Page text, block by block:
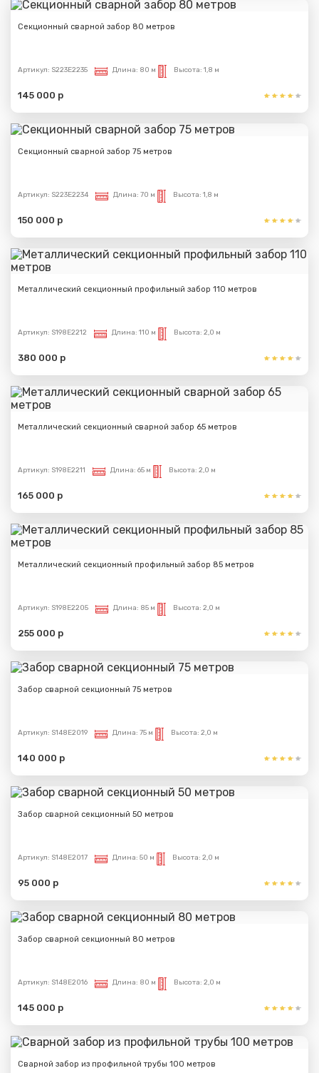
Секционный сварной забор 80 метров
Артикул: S223E2235 Длина: 80 м Высота: 1,8 м
145 000 р
Секционный сварной забор 75 метров
Артикул: S223E2234 Длина: 70 м Высота: 1,8 м
150 000 р
Металлический секционный профильный забор 110 метров
Артикул: S198E2212 Длина: 110 м Высота: 2,0 м
380 000 р
Металлический секционный сварной забор 65 метров
Артикул: S198E2211 Длина: 65 м Высота: 2,0 м
165 000 р
Металлический секционный профильный забор 85 метров
Артикул: S198E2205 Длина: 85 м Высота: 2,0 м
255 000 р
Забор сварной секционный 75 метров
Артикул: S148E2019 Длина: 75 м Высота: 2,0 м
140 000 р
Забор сварной секционный 50 метров
Артикул: S148E2017 Длина: 50 м Высота: 2,0 м
95 000 р
Забор сварной секционный 80 метров
Артикул: S148E2016 Длина: 80 м Высота: 2,0 м
145 000 р
Сварной забор из профильной трубы 100 метров